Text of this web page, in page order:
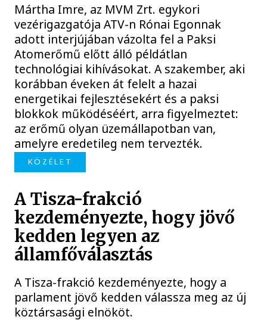
Mártha Imre, az MVM Zrt. egykori
vezérigazgatója ATV-n Rónai Egonnak
adott interjújában vázolta fel a Paksi
Atomerőmű előtt álló példátlan
technológiai kihívásokat. A szakember, aki
korábban éveken át felelt a hazai
energetikai fejlesztésekért és a paksi
blokkok működéséért, arra figyelmeztet:
az erőmű olyan üzemállapotban van,
amelyre eredetileg nem tervezték.
KÖZÉLET
A Tisza-frakció
kezdeményezte, hogy jövő
kedden legyen az
államfőválasztás
A Tisza-frakció kezdeményezte, hogy a
parlament jövő kedden válassza meg az új
köztársasági elnököt.